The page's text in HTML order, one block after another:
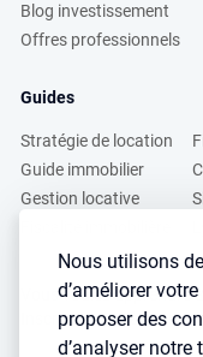
Nous utilisons
d’améliorer
proposer des
d’analyser notre
Blog investissement
Offres professionnels
Guides
Stratégie de location
Guide immobilier
Gestion locative
Vous voulez apprendre
Inscrivez vous à notre